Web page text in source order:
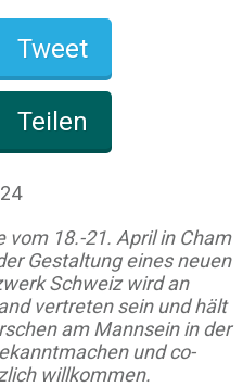
Tweet
Teilen
vom 18.-21. April in Cham
Gestaltung eines neuen
Schweiz wird an
vertreten sein und hält
am Mannsein in der
und co-
willkommen.